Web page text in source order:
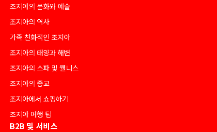
조지아의 문화와 예술
조지아의 역사
가족 친화적인 조지아
조지아의 태양과 해변
조지아의 스파 및 웰니스
조지아의 종교
조지아에서 쇼핑하기
조지아 여행 팁
B2B 및 서비스